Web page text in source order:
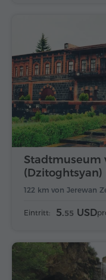
122 km von Jerewan
Stadtmuseum
(Dzitoghtsyan)
Eintritt: 5.55 USD